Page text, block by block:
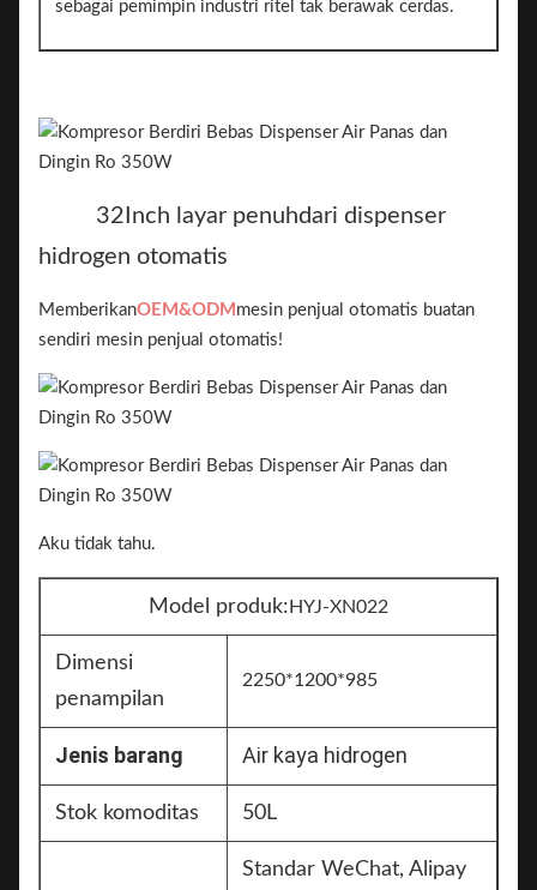
sebagai pemimpin industri ritel tak berawak cerdas.
32 Inch layar penuhdari dispenser
hidrogen otomatis
MemberikanOEM&ODM mesin penjual otomatis buatan
sendiri mesin penjual otomatis!
Aku tidak tahu.
Model produk:HYJ-XN022
Dimensi
penampilan
2250*1200*985
Jenis barang Air kaya hidrogen
Stok komoditas 50L
Standar WeChat, Alipay